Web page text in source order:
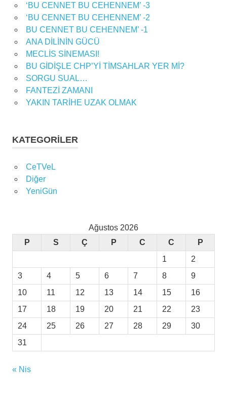
‘BU CENNET BU CEHENNEM’ -3
‘BU CENNET BU CEHENNEM’ -2
BU CENNET BU CEHENNEM’ -1
ANA DİLİNİN GÜCÜ
MECLİS SİNEMASI!
BU GİDİŞLE CHP’Yİ TİMSAHLAR YER Mİ?
SORGU SUAL…
FANTEZİ ZAMANI
YAKIN TARİHE UZAK OLMAK
KATEGORILER
CeTVeL
Diğer
YeniGün
Ağustos 2026
P
S Ç P C C
P
1
2
3
4 5 6 7 8
9
10
11 12 13 14 15
16
17
18 19 20 21 22
23
24
25 26 27 28 29
30
31
« Nis